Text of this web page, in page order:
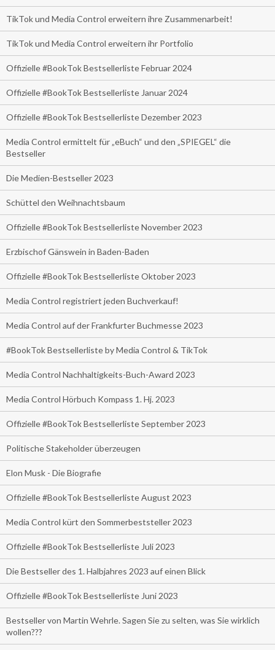
TikTok und Media Control erweitern ihre Zusammenarbeit!
TikTok und Media Control erweitern ihr Portfolio
Offizielle #BookTok Bestsellerliste Februar 2024
Offizielle #BookTok Bestsellerliste Januar 2024
Offizielle #BookTok Bestsellerliste Dezember 2023
Media Control ermittelt für „eBuch“ und den „SPIEGEL“ die
Bestseller
Die Medien-Bestseller 2023
Schüttel den Weihnachtsbaum
Offizielle #BookTok Bestsellerliste November 2023
Erzbischof Gänswein in Baden-Baden
Offizielle #BookTok Bestsellerliste Oktober 2023
Media Control registriert jeden Buchverkauf!
Media Control auf der Frankfurter Buchmesse 2023
#BookTok Bestsellerliste by Media Control & TikTok
Media Control Nachhaltigkeits-Buch-Award 2023
Media Control Hörbuch Kompass 1. Hj. 2023
Offizielle #BookTok Bestsellerliste September 2023
Politische Stakeholder überzeugen
Elon Musk - Die Biografie
Offizielle #BookTok Bestsellerliste August 2023
Media Control kürt den Sommerbeststeller 2023
Offizielle #BookTok Bestsellerliste Juli 2023
Die Bestseller des 1. Halbjahres 2023 auf einen Blick
Offizielle #BookTok Bestsellerliste Juni 2023
Bestseller von Martin Wehrle. Sagen Sie zu selten, was Sie wirklich
wollen???